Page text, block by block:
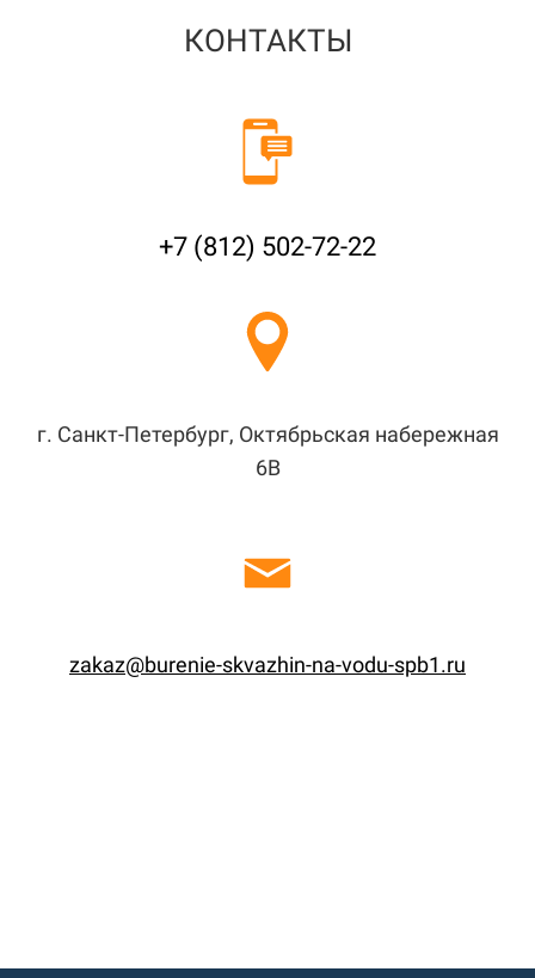
КОНТАКТЫ
+7 (812) 502-72-22
г. Санкт-Петербург, Октябрьская набережная
6В
zakaz@burenie-skvazhin-na-vodu-spb1.ru